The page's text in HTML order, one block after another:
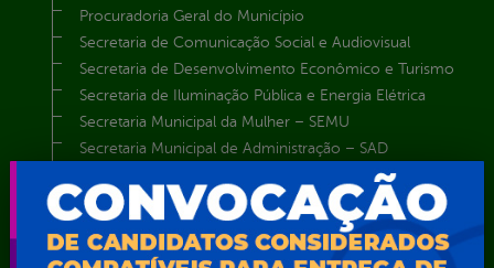
Procuradoria Geral do Município
Secretaria de Comunicação Social e Audiovisual
Secretaria de Desenvolvimento Econômico e Turismo
Secretaria de Iluminação Pública e Energia Elétrica
Secretaria Municipal da Mulher – SEMU
Secretaria Municipal de Administração – SAD
Secretaria Municipal de Agricultura e Recursos Hídricos –
SEMARH / Secretaria de Agricultura Familiar – SEMAF
Secretaria Municipal de Educação – SEST
Secretaria Municipal de Esporte e Lazer – SEMEL